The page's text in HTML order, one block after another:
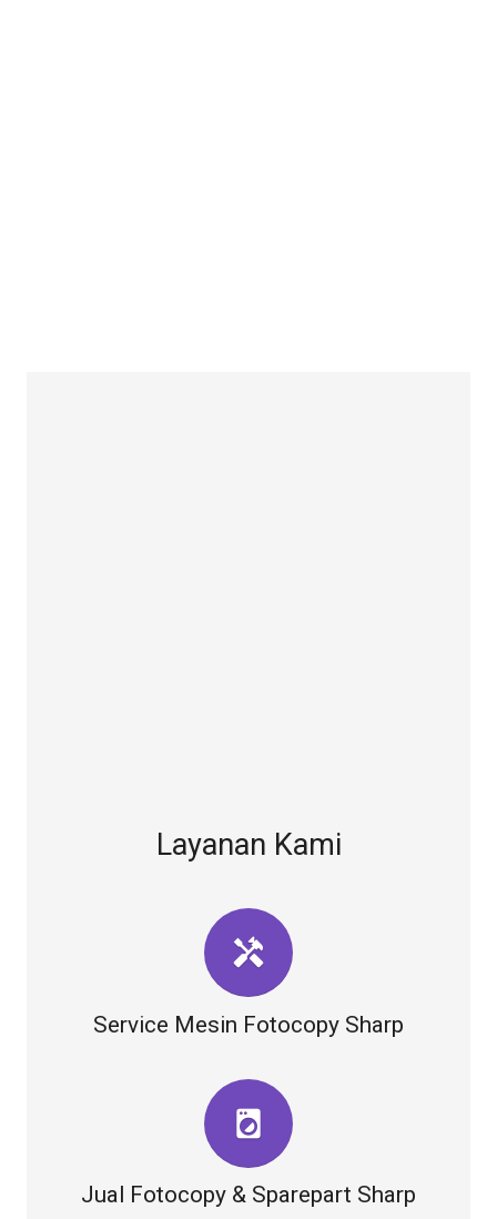
Layanan Kami
handyman
Service Mesin Fotocopy Sharp
local_laundry_service
Jual Fotocopy & Sparepart Sharp